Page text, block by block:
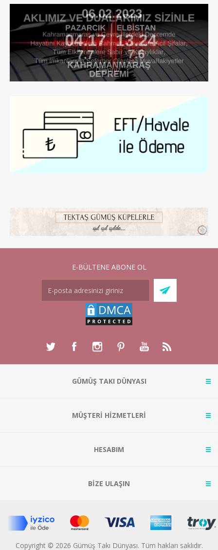
E-BÜLTENE ABONE OL
GÜMÜŞ TAKI DÜNYASI
MÜŞTERİ HİZMETLERİ
HESABIM
BİZE ULAŞIN
Copyright © 2026 Gümüş Takı Dünyası. Tüm hakları saklıdır.